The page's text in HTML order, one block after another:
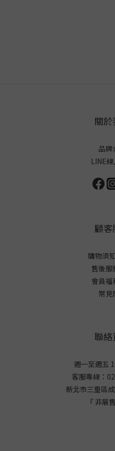
關
品牌
LINE
顧
購物須
售後服
會員福
常見
聯
週一至週五
客服專線：
新北市三重區
『 非展